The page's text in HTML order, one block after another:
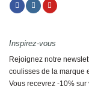
Inspirez-vous
Rejoignez notre
coulisses de la marque
Vous recevrez -10%